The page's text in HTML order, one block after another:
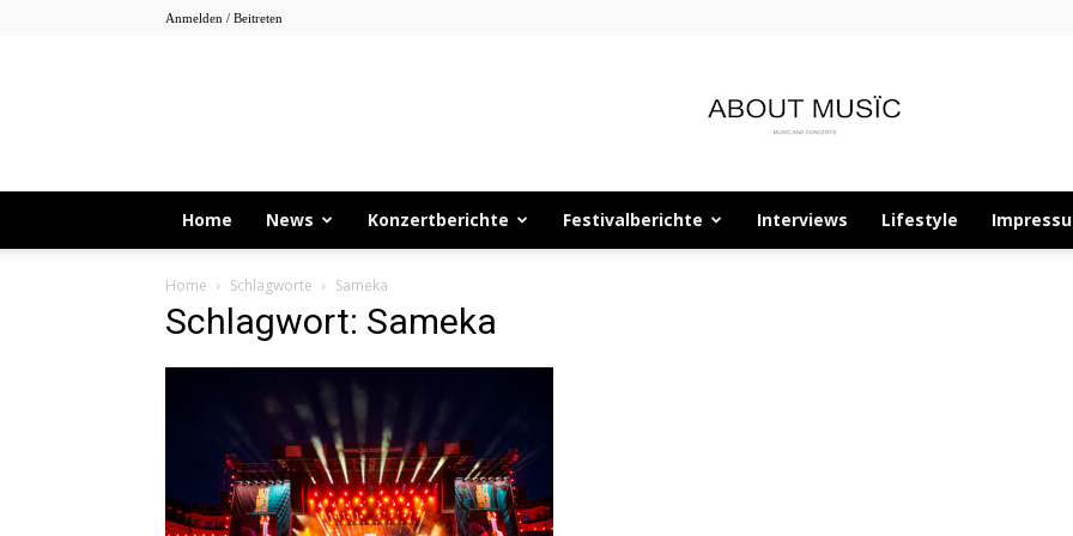
Anmelden / Beitreten
About
Home News Konzertberichte Festivalberichte Interviews Lifestyle
Home Schlagworte Sameka
Schlagwort: Sameka